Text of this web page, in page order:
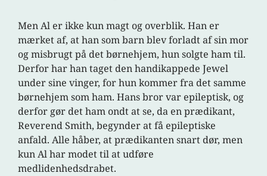
Men Al er ikke kun magt og overblik. Han er
mærket af, at han som barn blev forladt af sin mor
og misbrugt på det børnehjem, hun solgte ham til.
Derfor har han taget den handikappede Jewel
under sine vinger, for hun kommer fra det samme
børnehjem som ham. Hans bror var epileptisk, og
derfor gør det ham ondt at se, da en prædikant,
Reverend Smith, begynder at få epileptiske
anfald. Alle håber, at prædikanten snart dør, men
kun Al har modet til at udføre
medlidenhedsdrabet.